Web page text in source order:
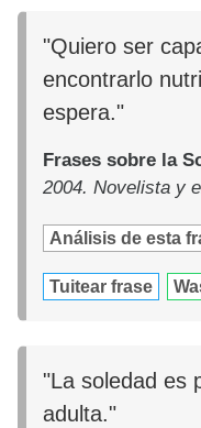
"Quiero ser
encontrarlo
espera."
Frases sobre la
2004. Novelista y
Análisis de esta
Tuitear frase
"La soledad es
adulta."